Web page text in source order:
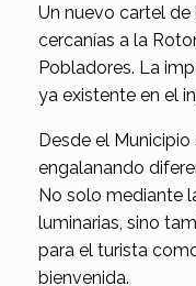
Un nuevo cartel de
cercanías a la
Pobladores. La
ya existente en el
Desde el
engalanando
No solo mediante
luminarias, sino
para el turista
bienvenida.